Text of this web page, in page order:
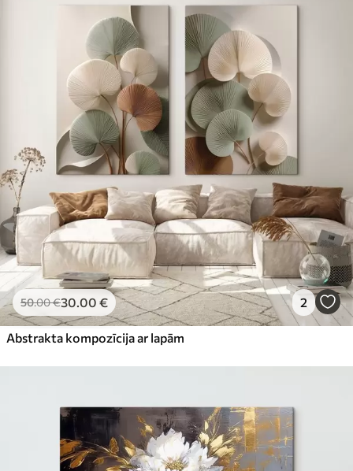
50.00€30.00 € 2
Abstrakta kompozīcija ar lapām